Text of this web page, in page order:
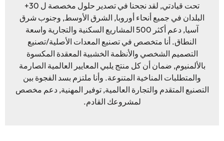
تحت قيادتي, لقد نجحنا في تصدير حلول مخصصة ل 30+
البلدان في جميع أنحاء أوروبا, الشرق الأوسط, وجنوب شرق
آسيا, دعم أكثر 500 المشاريع السكنية والتجارية واسعة
النطاق. أنا متخصص في تصنيع المعدات الأصلية/تصنيع
التصميم الشخصي والأنظمة الخشبية المعقدة المكسوة
بالألمنيوم, ضمان أن كل منتج يلبي المعايير العالمية الصارمة
والمتطلبات المناخية المتنوعة. وأنا ملتزم بسد الفجوة بين
التصنيع المتقدم والتجارة العالمية, توفير المهنية, دعم مخصص
لمشروعك القادم.